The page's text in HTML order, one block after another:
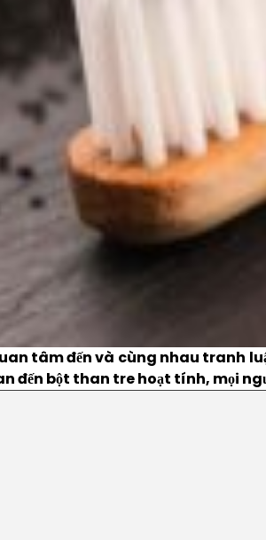
tâm đến và cùng nhau tranh
đến bột than tre hoạt tính, mọi